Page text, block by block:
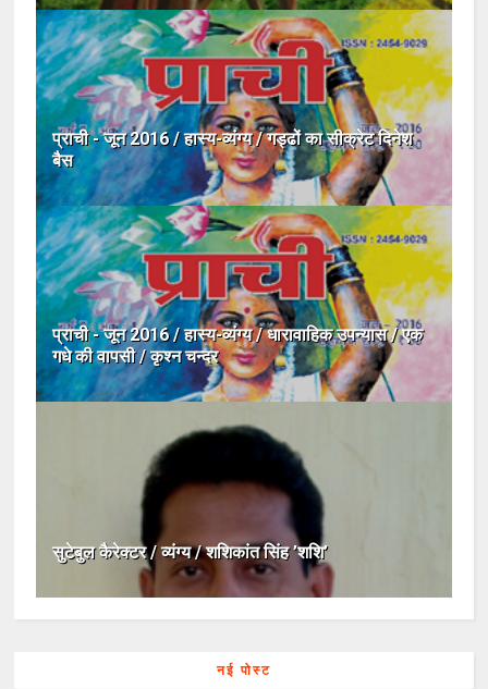
प्राची - जून 2016 / हास्य-व्यंग्य / गड्ढों का सीक्रेट दिनेश
बैस
प्राची - जून 2016 / हास्य-व्यंग्य / धारावाहिक उपन्यास / एक
गधे की वापसी / कृश्न चन्दर
सुटेबुल कैरेक्टर / व्यंग्य / शशिकांत सिंह ’शशि’
नई पोस्ट